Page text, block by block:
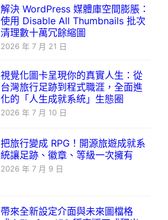
解決 WordPress 媒體庫空間膨脹：
使用 Disable All Thumbnails 批次
清理數十萬冗餘縮圖
2026 年 7 月 21 日
視覺化圖卡呈現你的真實人生：從
台灣旅行足跡到程式職涯，全面進
化的「人生成就系統」生態圈
2026 年 7 月 10 日
把旅行變成 RPG！開源旅遊成就系
統讓足跡、徽章、等級一次擁有
2026 年 7 月 9 日
帶來全新設定介面與未來圖檔格